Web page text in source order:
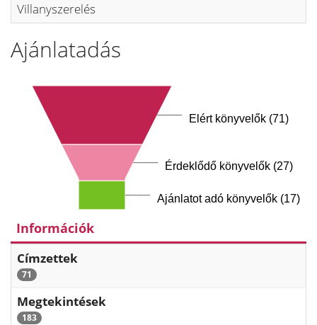
Villanyszerelés
Ajánlatadás
Elért könyvelők (71)
Érdeklődő könyvelők (27)
Ajánlatot adó könyvelők (17)
Információk
Címzettek
71
Megtekintések
183